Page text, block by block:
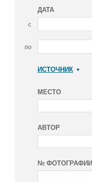
ДАТА
с
по
ИСТОЧНИК
МЕСТО
АВТОР
№ ФОТОГРАФИИ